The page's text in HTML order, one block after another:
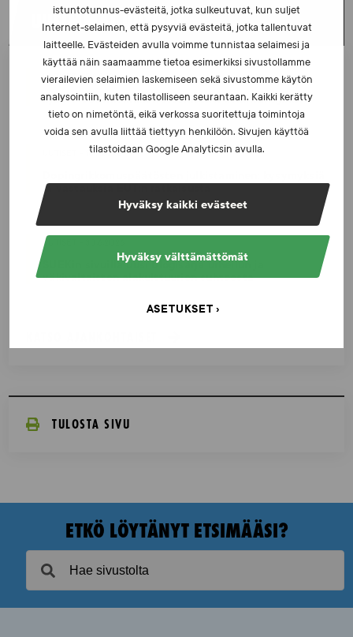
istuntotunnus-evästeitä, jotka sulkeutuvat, kun suljet
Internet-selaimen, että pysyviä evästeitä, jotka tallentuvat
laitteelle. Evästeiden avulla voimme tunnistaa selaimesi ja
käyttää näin saamaamme tietoa esimerkiksi sivustollamme
vierailevien selaimien laskemiseen sekä sivustomme käytön
analysointiin, kuten tilastolliseen seurantaan. Kaikki kerätty
tieto on nimetöntä, eikä verkossa suoritettuja toimintoja
voida sen avulla liittää tiettyyn henkilöön. Sivujen käyttöä
tilastoidaan Google Analyticsin avulla.
Hyväksy kaikki evästeet
Hyväksy välttämättömät
ASETUKSET
UUSIMMAT UUTISET
UUTISET - 5.8.2026
Iljukov SUEKin lääketieteelliseksi asiantuntijaksi
UUTISET - 16.7.2026
ja vastauksia EUT:n ratkaisusta
UUTISET - 30.6.2026
SUEKin sivuilla uusi blogisarja urheilun ja
väkivaltaisten alakulttuurien suhteesta
TULOSTA SIVU
ETKÖ LÖYTÄNYT ETSIMÄÄSI?